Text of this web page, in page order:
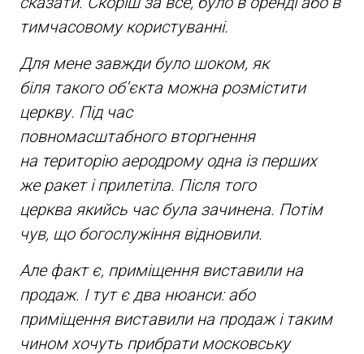
тимчасовому користуванні.
Для мене завжди було шоком, як
біля такого об’єкта можна розмістити
церкву. Під час
повномасштабного вторгнення
на територію аеродрому одна із перших
же ракет і прилетіла. Після того
церква якийсь час була зачинена. Потім
чув, що богослужіння відновили.
Але факт є, приміщення виставили на
продаж. І тут є два нюанси: або
приміщення виставили на продаж і таким
чином хочуть прибрати московську